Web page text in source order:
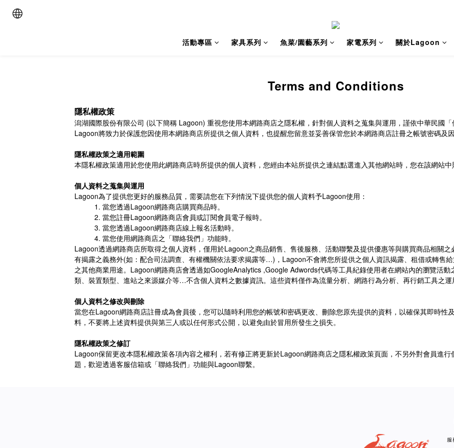
活動專區 家具系列 魚菜/園藝系列 家電系列 關於Lagoon
Terms and Conditions
隱私權政策
潟湖國際股份有限公司 (以下簡稱 Lagoon) 重視您使用本網路商店之隱私權，針對個人資料之蒐集與運用，謹依中華民國「
Lagoon將致力於保護您因使用本網路商店所提供之個人資料，也提醒您留意並妥善保管您於本網路商店註冊之帳號密碼及
隱私權政策之適用範圍
本隱私權政策適用於您使用此網路商店時所提供的個人資料，您經由本站所提供之連結點選進入其他網站時，您在該網站中
個人資料之蒐集與運用
Lagoon為了提供您更好的服務品質，需要請您在下列情況下提供您的個人資料予Lagoon使用：
當您透過Lagoon網路商店購買商品時。
當您註冊Lagoon網路商店會員或訂閱會員電子報時。
當您透過Lagoon網路商店線上報名活動時。
當您使用網路商店之「聯絡我們」功能時。
Lagoon透過網路商店所取得之個人資料，僅用於Lagoon之商品銷售、售後服務、活動聯繫及提供優惠等與購買商品相關
有揭露之義務外(如：配合司法調查、有權機關依法要求揭露等…) ， Lagoon不會將您所提供之個人資訊揭露、租借或轉售
之其他商業用途。 Lagoon網路商店會透過如GoogleAnalytics ,Google Adwords代碼等工具紀錄使用者在網站內的瀏覽活
類、裝置類型、進站之來源媒介等…不含個人資料之數據資訊。這些資料僅作為流量分析、網路行為分析、再行銷工具之運
個人資料之修改與刪除
當您在Lagoon網路商店註冊成為會員後，您可以隨時利用您的帳號和密碼更改、刪除您原先提供的資料，以確保其即時性
料，不要將上述資料提供與第三人或以任何形式公開，以避免由於冒用所發生之損失。
隱私權政策之修訂
Lagoon保留更改本隱私權政策各項內容之權利，若有修正將更新於Lagoon網路商店之隱私權政策頁面，不另外對會員進
題，歡迎透過客服信箱或「聯絡我們」功能與Lagoon聯繫。